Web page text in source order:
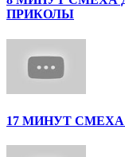
ПРИКОЛЫ
17 МИНУТ